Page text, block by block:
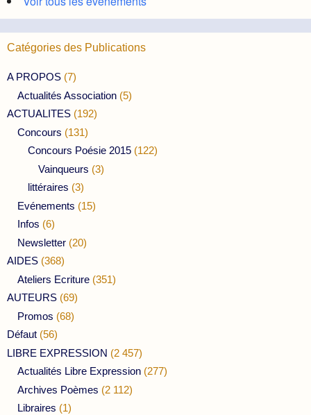
Catégories des Publications
A PROPOS (7)
Actualités Association (5)
ACTUALITES (192)
Concours (131)
Concours Poésie 2015 (122)
Vainqueurs (3)
littéraires (3)
Evénements (15)
Infos (6)
Newsletter (20)
AIDES (368)
Ateliers Ecriture (351)
AUTEURS (69)
Promos (68)
Défaut (56)
LIBRE EXPRESSION (2 457)
Actualités Libre Expression (277)
Archives Poèmes (2 112)
Libraires (1)